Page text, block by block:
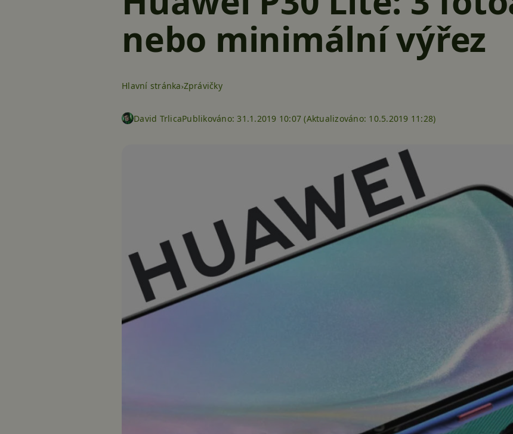
nebo minimální výřez
Hlavní stránka Zprávičky
David TrlicaPublikováno:31.1.2019 10:07 (Aktualizováno: 10.5.2019 11:28)